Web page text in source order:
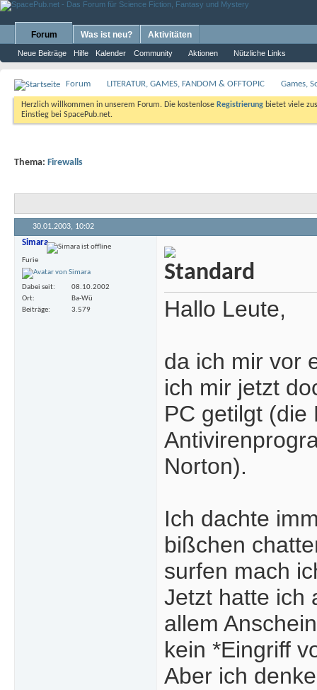
Forum
Neue Beiträge Hilfe Kalender Community Aktionen Nützliche Links
Was ist neu? Aktivitäten
Forum LITERATUR, GAMES, FANDOM & OFFTOPIC Games,
Herzlich willkommen in unserem Forum. Die kostenlose Registrierung bietet viele
Einstieg bei SpacePub.net.
Thema: Firewalls
30.01.2003, 10:02
Simara
Furie
Dabei seit
08.10.2002
Ort
Ba-Wü
Beiträge
3.579 Hallo Leute,
da ich mir vor
ich mir jetzt
PC getilgt (die
Norton).
Ich dachte
bißchen
surfen mach
Jetzt hatte ich
allem
kein *Eingriff
Aber ich